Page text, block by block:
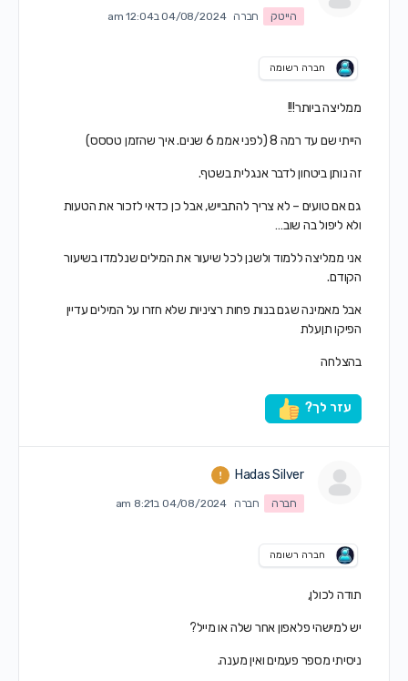
הייטק חברה 04/08/2024 ב12:04 am
חברה רשומה
ממליצה ביותר!!!
הייתי שם עד רמה 8 (לפני אממ 6 שנים. איך שהזמן טססס)
זה נותן ביטחון לדבר אנגלית בשטף.
גם אם טועים – לא צריך להתבייש, אבל כן כדאי לזכור את הטעות
ולא ליפול בה שוב…
אני ממליצה ללמוד ולשנן לכל שיעור את המילים שנלמדו בשיעור
הקודם.
אבל מאמינה שגם בנות פחות רציניות שלא חזרו על המילים עדיין
הפיקו תןעלת
בהצלחה
עזר לך?
Hadas Silver
חברה חברה 04/08/2024 ב8:21 am
חברה רשומה
תודה לכולן,
יש למישהי פלאפון אחר שלה או מייל?
ניסיתי מספר פעמים ואין מענה.